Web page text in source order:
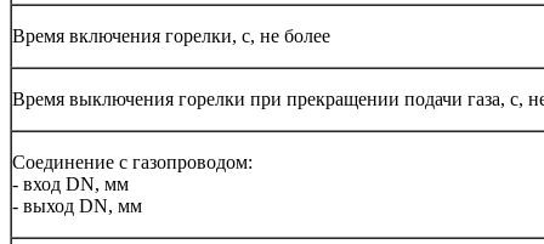
Время включения горелки, с, не более
Время выключения горелки при прекращении подачи газа, с,
Соединение с газопроводом:
- вход DN, мм
- выход DN, мм